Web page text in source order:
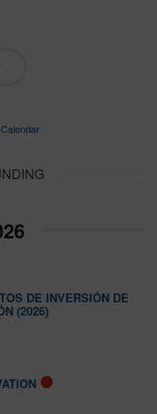
DE INVERSIÓN DE
(2026)